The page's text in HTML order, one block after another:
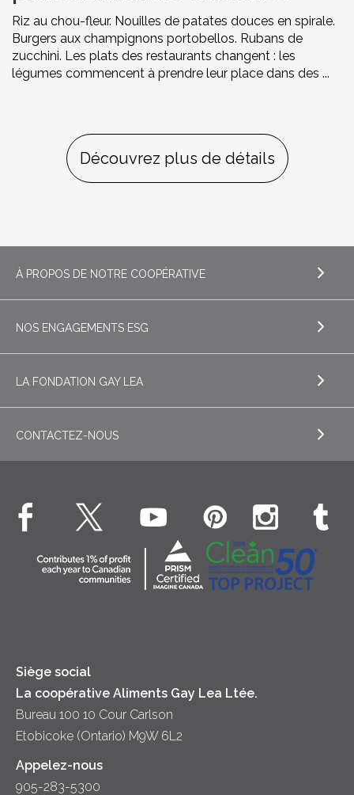
Riz au chou-fleur. Nouilles de patates douces en spirale.
Burgers aux champignons portobellos. Rubans de
zucchini. Les plats des restaurants changent : les
légumes commencent à prendre leur place dans des ...
Découvrez plus de détails
À PROPOS DE NOTRE COOPÉRATIVE
EXPLORE À PROPOS DE NOTRE COOPÉRATIVE
Nos gens
NOS ENGAGEMENTS ESG
EXPLORE NOS ENGAGEMENTS ESG
Principes coopératifs
Diversité et inclusion
LA FONDATION GAY LEA
EXPLORE LA FONDATION GAY LEA
CONTACTEZ-NOUS
Contactez-nous
Location
Siège social
La coopérative Aliments Gay Lea Ltée.
Bureau 100 10 Cour Carlson
Etobicoke (Ontario) M9W 6L2
Appelez-nous
905-283-5300